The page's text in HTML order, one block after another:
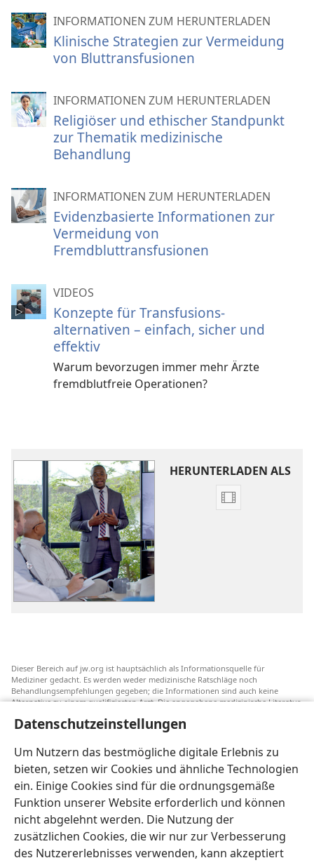
Datenschutzeinstellungen
Um Nutzern das bestmögliche digitale Erlebnis zu
bieten, setzen wir Cookies und ähnliche Technologien
ein. Einige Cookies sind für die ordnungsgemäße
Funktion unserer Website erforderlich und können
nicht abgelehnt werden. Die Nutzung der
zusätzlichen Cookies, die wir nur zur Verbesserung
des Nutzererlebnisses verwenden, kann akzeptiert
INFORMATIONEN ZUM HERUNTERLADEN
Klinische Strategien zur Vermeidung
von Bluttransfusionen
INFORMATIONEN ZUM HERUNTERLADEN
Religiöser und ethischer Standpunkt
zur Thematik medizinische
Behandlung
INFORMATIONEN ZUM HERUNTERLADEN
Evidenzbasierte Informationen zur
Vermeidung von
Fremdbluttransfusionen
VIDEOS
Konzepte für Transfusions­
alternativen – einfach, sicher und
effektiv
Warum bevorzugen immer mehr Ärzte
fremdblutfreie Operationen?
HERUNTERLADEN ALS
Dieser Bereich auf jw.org ist hauptsächlich als Informationsquelle für
Mediziner gedacht. Es werden weder medizinische Ratschläge noch
Behandlungsempfehlungen gegeben; die Informationen sind auch keine
Alternative zu einem qualifizierten Arzt. Die angegebene medizinische Literatur
Transfusionsalternativen hin, die in Erwägung gezogen werden können. Jeder
Mediziner steht selbst in der Pflicht, seinen Informationsstand aktuell zu
halten, verschiedene Behandlungsmethoden abzuwägen und Patienten dabei
zu helfen, eine Behandlung entsprechend ihrer Gesundheit und gemäß ihren
Wünschen, Vorstellungen und Überzeugungen zu wählen. Nicht alle
aufgeführten Strategien sind für alle Patienten angemessen und akzeptabel.
An Patienten: Wenden Sie sich in Gesundheitsfragen immer an einen Arzt.
Die Nutzung dieser Website unterliegt denNutzungsbedingungen